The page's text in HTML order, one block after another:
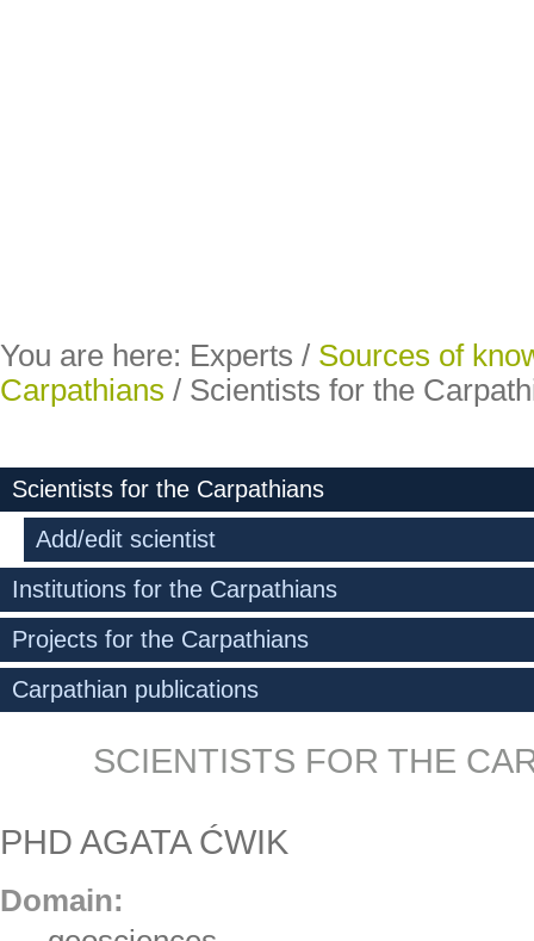
You are here: Experts / Sources of
Carpathians / Scientists for the
Scientists for the Carpathians
Add/edit scientist
Institutions for the Carpathians
Projects for the Carpathians
Carpathian publications
SCIENTISTS FOR THE
PHD AGATA ĆWIK
Domain: